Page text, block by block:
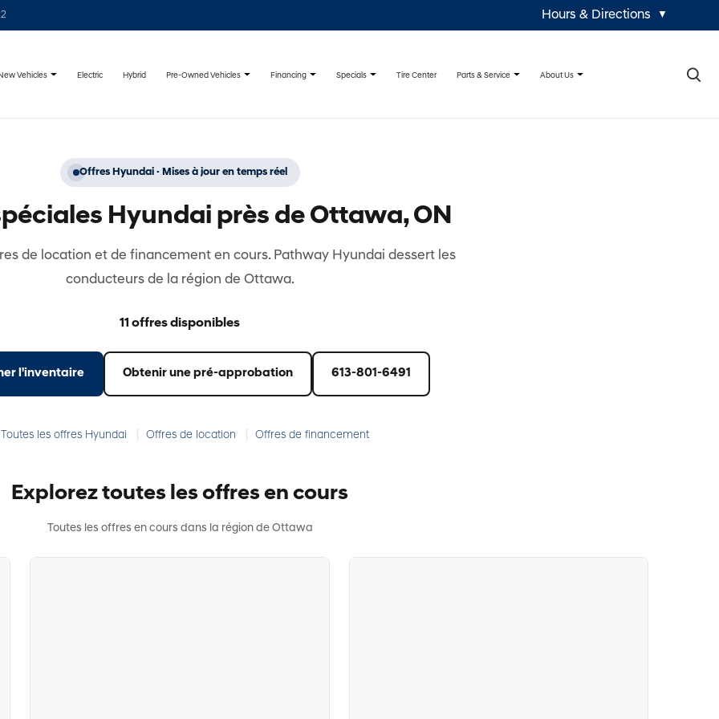
Hours & Directions ▼
Vehicles Electric Hybrid Pre-Owned Vehicles Financing Specials Tire Center Parts & Service About Us ×
Offres Hyundai · Mises à jour en temps réel
Hyundai près de Ottawa, ON
de location et de financement en cours. Pathway Hyundai dessert les
conducteurs de la région de Ottawa.
11 offres disponibles
l'inventaire Obtenir une pré-approbation 613-801-6491
les offres Hyundai Offres de location Offres de financement
Explorez toutes les offres en cours
Toutes les offres en cours dans la région de Ottawa